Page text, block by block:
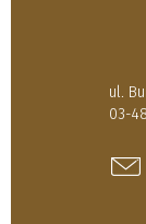
ul.
03-